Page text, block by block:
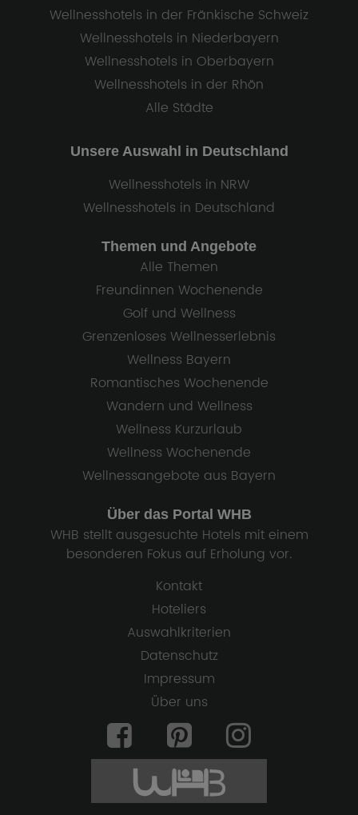
Wellnesshotels in der Fränkische Schweiz
Wellnesshotels in Niederbayern
Wellnesshotels in Oberbayern
Wellnesshotels in der Rhön
Alle Städte
Unsere Auswahl in Deutschland
Wellnesshotels in NRW
Wellnesshotels in Deutschland
Themen und Angebote
Alle Themen
Freundinnen Wochenende
Golf und Wellness
Grenzenloses Wellnesserlebnis
Wellness Bayern
Romantisches Wochenende
Wandern und Wellness
Wellness Kurzurlaub
Wellness Wochenende
Wellnessangebote aus Bayern
Über das Portal WHB
WHB stellt ausgesuchte Hotels mit einem
besonderen Fokus auf Erholung vor.
Kontakt
Hoteliers
Auswahlkriterien
Datenschutz
Impressum
Über uns